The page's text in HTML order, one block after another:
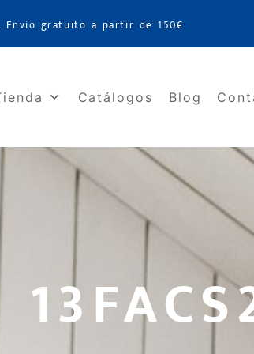
Envío gratuito a partir de 150€
Catálogos Blog